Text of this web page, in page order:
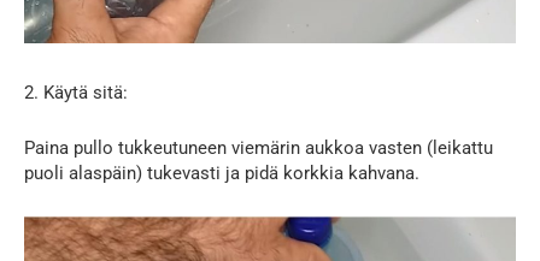
2. Käytä sitä:
Paina pullo tukkeutuneen viemärin aukkoa vasten (leikattu
puoli alaspäin) tukevasti ja pidä korkkia kahvana.